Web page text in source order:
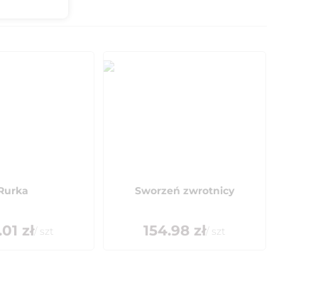
zł/ szt
Sworzeń zwrotnicy
154.98 zł/ szt